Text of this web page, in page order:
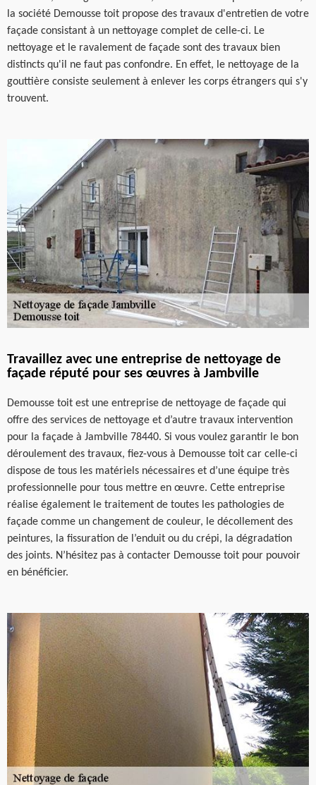
la société Demousse toit propose des travaux d'entretien de votre
façade consistant à un nettoyage complet de celle-ci. Le
nettoyage et le ravalement de façade sont des travaux bien
distincts qu'il ne faut pas confondre. En effet, le nettoyage de la
gouttière consiste seulement à enlever les corps étrangers qui s'y
trouvent.
Travaillez avec une entreprise de nettoyage de
façade réputé pour ses œuvres à Jambville
Demousse toit est une entreprise de nettoyage de façade qui
offre des services de nettoyage et d’autre travaux intervention
pour la façade à Jambville 78440. Si vous voulez garantir le bon
déroulement des travaux, fiez-vous à Demousse toit car celle-ci
dispose de tous les matériels nécessaires et d’une équipe très
professionnelle pour tous mettre en œuvre. Cette entreprise
réalise également le traitement de toutes les pathologies de
façade comme un changement de couleur, le décollement des
peintures, la fissuration de l’enduit ou du crépi, la dégradation
des joints. N’hésitez pas à contacter Demousse toit pour pouvoir
en bénéficier.